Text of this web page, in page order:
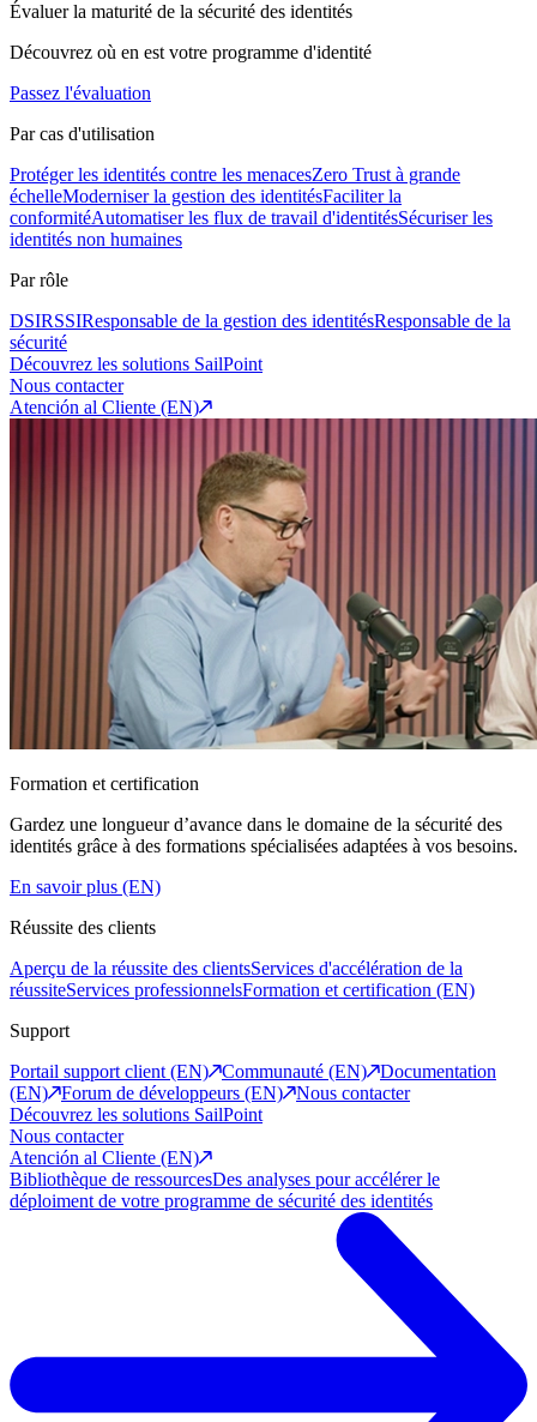
Évaluer la maturité de la sécurité des identités
Découvrez où en est votre programme d'identité
Passez l'évaluation
Par cas d'utilisation
Protéger les identités contre les menacesZero Trust à grande
échelleModerniser la gestion des identitésFaciliter la
conformitéAutomatiser les flux de travail d'identitésSécuriser les
identités non humaines
Par rôle
DSIRSSIResponsable de la gestion des identitésResponsable de la
sécurité
Découvrez les solutions SailPoint
Nous contacter
Atención al Cliente (EN)
Formation et certification
Gardez une longueur d’avance dans le domaine de la sécurité des
identités grâce à des formations spécialisées adaptées à vos besoins.
En savoir plus (EN)
Réussite des clients
Aperçu de la réussite des clientsServices d'accélération de la
réussiteServices professionnelsFormation et certification (EN)
Support
Portail support client (EN)
Communauté (EN)
Documentation
(EN)
Forum de développeurs (EN)
Nous contacter
Découvrez les solutions SailPoint
Nous contacter
Atención al Cliente (EN)
Bibliothèque de ressourcesDes analyses pour accélérer le
déploiment de votre programme de sécurité des identités